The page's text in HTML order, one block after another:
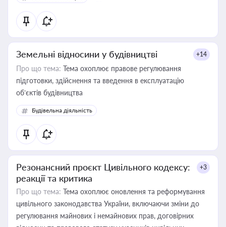
Земельні відносини у будівництві +14
Про що тема: Тема охоплює правове регулювання
підготовки, здійснення та введення в експлуатацію
об’єктів будівництва
Будівельна діяльність
Резонансний проєкт Цивільного кодексу:
реакції та критика
+3
Про що тема: Тема охоплює оновлення та реформування
цивільного законодавства України, включаючи зміни до
регулювання майнових і немайнових прав, договірних